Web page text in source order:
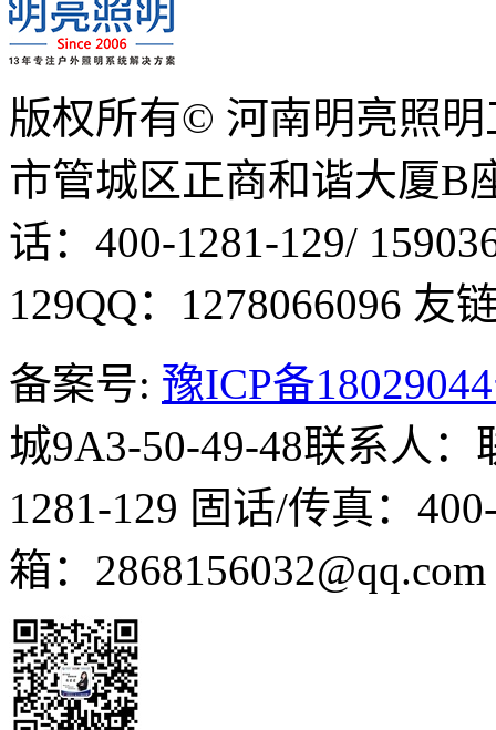
版权所有© 河南明亮照
市管城区正商和谐大厦B
话：400-1281-129/
129QQ：1278066096 友
备案号: 豫ICP备
城9A3-50-49-48联系人：
1281-129 固话/传真：
箱：2868156032@qq.com